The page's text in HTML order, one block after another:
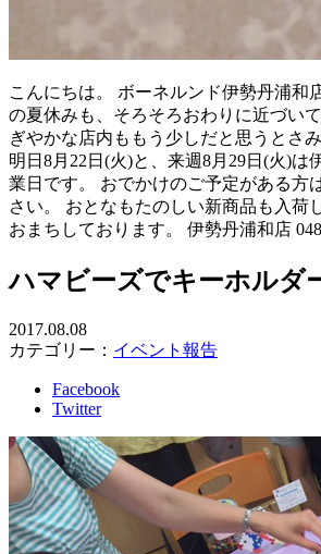
こんにちは。 ボーネルンド伊勢丹浦和
の夏休みも、そろそろおわりに近づい
ぎやかな店内ももう少しだと思うとさ
明日8月22日(火)と、来週8月29日(火)は
業日です。 おでかけのご予定がある方
さい。 おとなもたのしい新商品も入荷
おまちしております。 伊勢丹浦和店
ハマビーズでキーホルダ
2017.08.08
カテゴリー： イベント報告
Facebook
Twitter